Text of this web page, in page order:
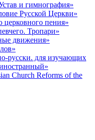
и гимнография»
Русской Церкви»
церковного пения»
Тропари»
движения»
русски. для изучающих
Church Reforms of the